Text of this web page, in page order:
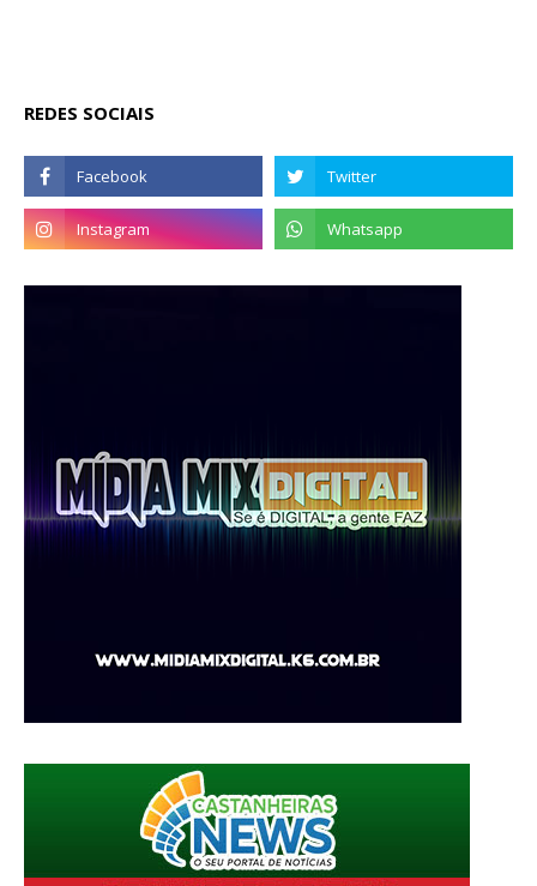
REDES SOCIAIS